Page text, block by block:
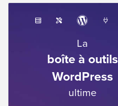
La
boîte à outils
WordPress
ultime